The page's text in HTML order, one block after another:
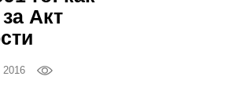
Акт
2016